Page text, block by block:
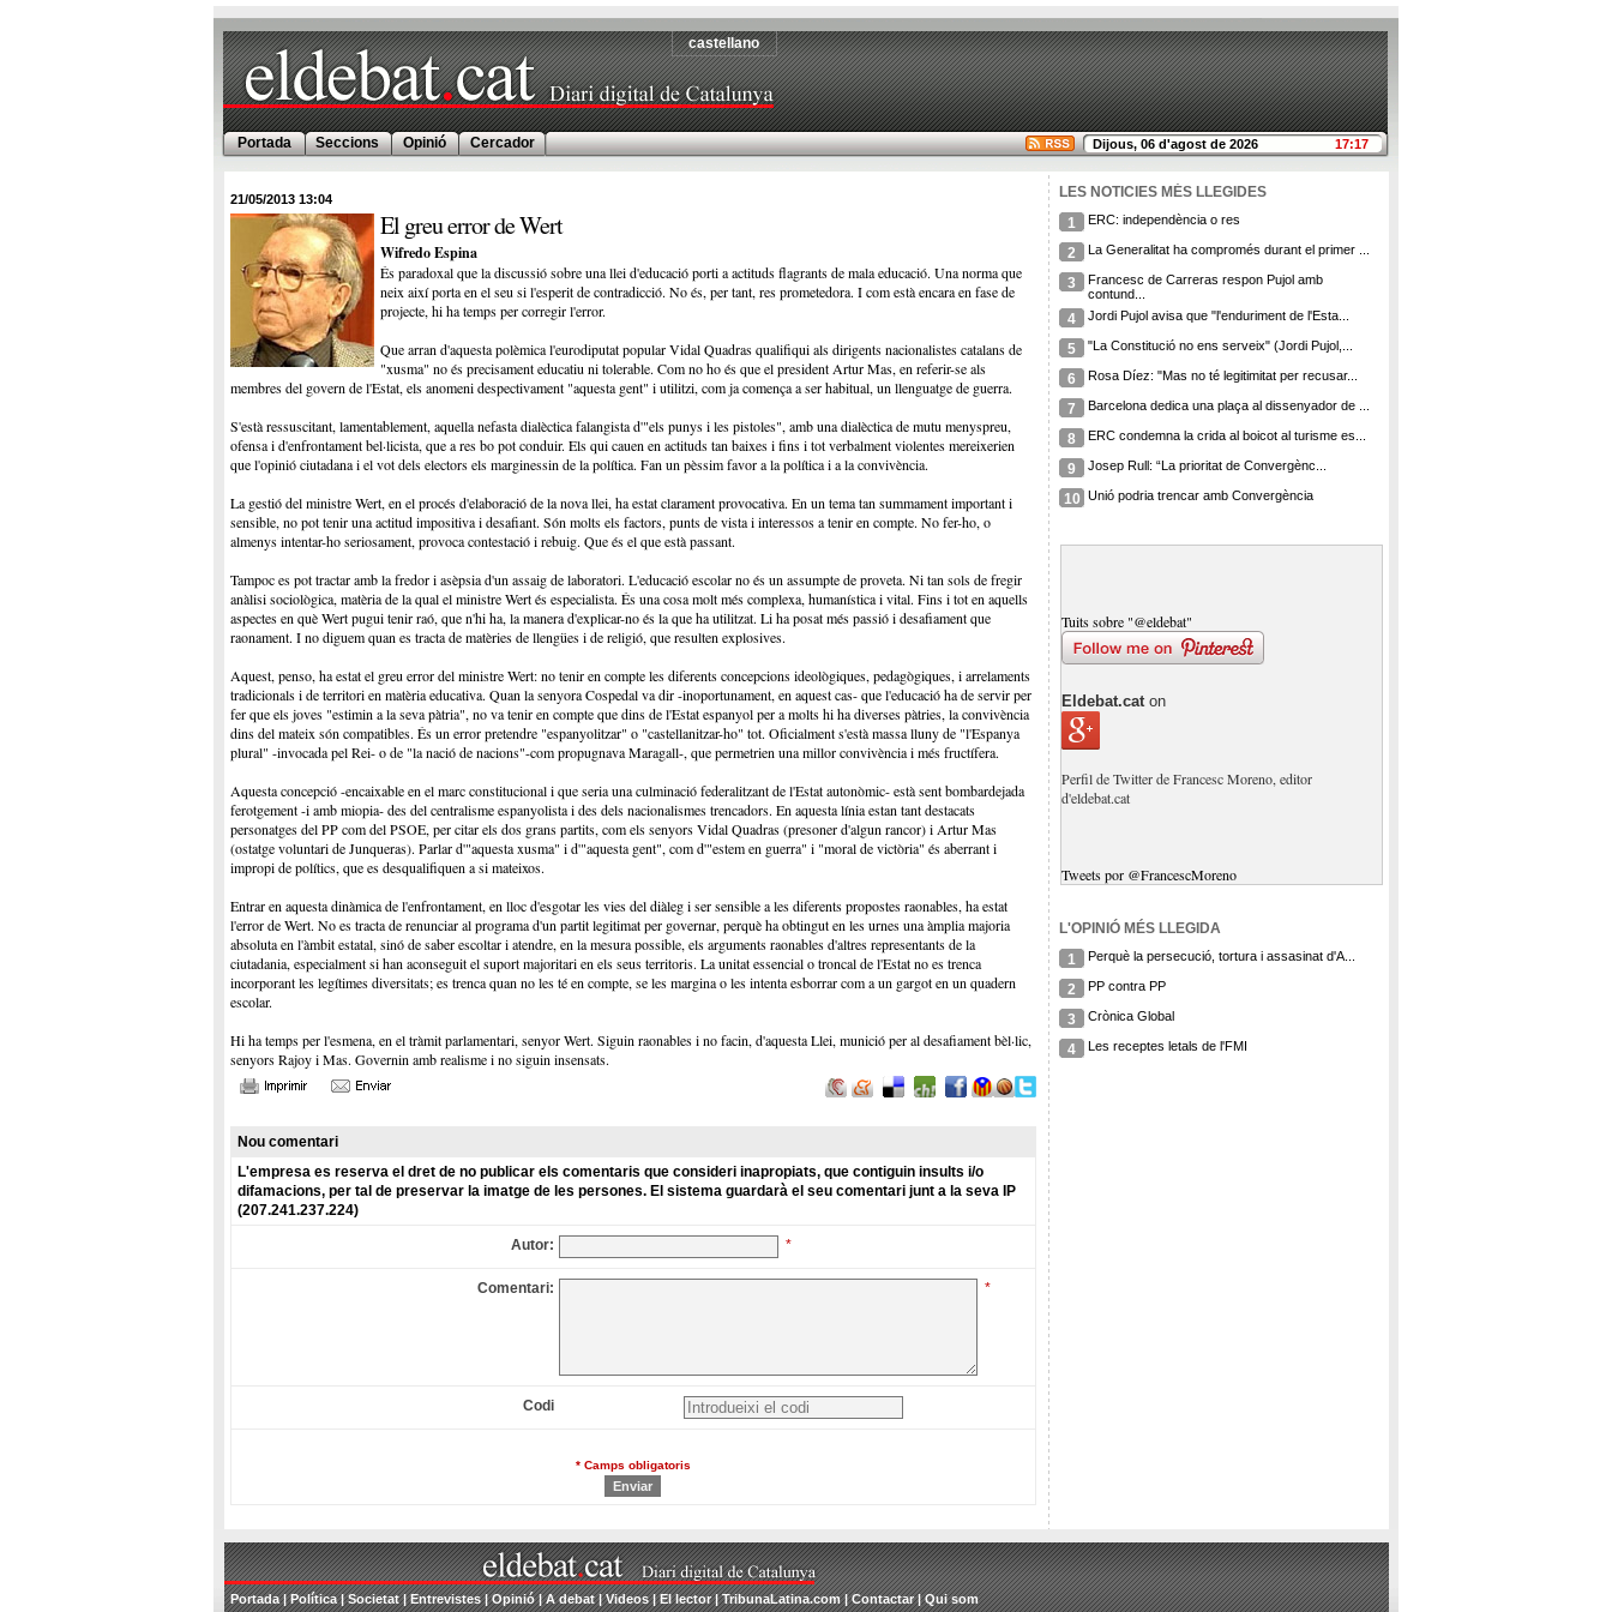
castellano
Dijous, 06 d'agost de 2026 17:17
Portada Seccions Opinió Cercador
21/05/2013 13:04
El greu error de Wert
Wifredo Espina
És paradoxal que la discussió sobre una llei d'educació porti a actituds flagrants de mala educació. Una norma que
neix així porta en el seu si l'esperit de contradicció. No és, per tant, res prometedora. I com està encara en fase de
projecte, hi ha temps per corregir l'error.
Que arran d'aquesta polèmica l'eurodiputat popular Vidal Quadras qualifiqui als dirigents nacionalistes catalans de
"xusma" no és precisament educatiu ni tolerable. Com no ho és que el president Artur Mas, en referir-se als
membres del govern de l'Estat, els anomeni despectivament "aquesta gent" i utilitzi, com ja comença a ser habitual, un llenguatge de guerra.
S'està ressuscitant, lamentablement, aquella nefasta dialèctica falangista d'"els punys i les pistoles", amb una dialèctica de mutu menyspreu,
ofensa i d'enfrontament bel·licista, que a res bo pot conduir. Els qui cauen en actituds tan baixes i fins i tot verbalment violentes mereixerien
que l'opinió ciutadana i el vot dels electors els marginessin de la política. Fan un pèssim favor a la política i a la convivència.
La gestió del ministre Wert, en el procés d'elaboració de la nova llei, ha estat clarament provocativa. En un tema tan summament important i
sensible, no pot tenir una actitud impositiva i desafiant. Són molts els factors, punts de vista i interessos a tenir en compte. No fer-ho, o
almenys intentar-ho seriosament, provoca contestació i rebuig. Que és el que està passant.
Tampoc es pot tractar amb la fredor i asèpsia d'un assaig de laboratori. L'educació escolar no és un assumpte de proveta. Ni tan sols de fregir
anàlisi sociològica, matèria de la qual el ministre Wert és especialista. És una cosa molt més complexa, humanística i vital. Fins i tot en aquells
aspectes en què Wert pugui tenir raó, que n'hi ha, la manera d'explicar-no és la que ha utilitzat. Li ha posat més passió i desafiament que
raonament. I no diguem quan es tracta de matèries de llengües i de religió, que resulten explosives.
Aquest, penso, ha estat el greu error del ministre Wert: no tenir en compte les diferents concepcions ideològiques, pedagògiques, i arrelaments
tradicionals i de territori en matèria educativa. Quan la senyora Cospedal va dir -inoportunament, en aquest cas- que l'educació ha de servir per
fer que els joves "estimin a la seva pàtria", no va tenir en compte que dins de l'Estat espanyol per a molts hi ha diverses pàtries, la convivència
dins del mateix són compatibles. És un error pretendre "espanyolitzar" o "castellanitzar-ho" tot. Oficialment s'està massa lluny de "l'Espanya
plural" -invocada pel Rei- o de "la nació de nacions"-com propugnava Maragall-, que permetrien una millor convivència i més fructífera.
Aquesta concepció -encaixable en el marc constitucional i que seria una culminació federalitzant de l'Estat autonòmic- està sent bombardejada
ferotgement -i amb miopia- des del centralisme espanyolista i des dels nacionalismes trencadors. En aquesta línia estan tant destacats
personatges del PP com del PSOE, per citar els dos grans partits, com els senyors Vidal Quadras (presoner d'algun rancor) i Artur Mas
(ostatge voluntari de Junqueras). Parlar d'"aquesta xusma" i d'"aquesta gent", com d'"estem en guerra" i "moral de victòria" és aberrant i
impropi de polítics, que es desqualifiquen a si mateixos.
Entrar en aquesta dinàmica de l'enfrontament, en lloc d'esgotar les vies del diàleg i ser sensible a les diferents propostes raonables, ha estat
l'error de Wert. No es tracta de renunciar al programa d'un partit legitimat per governar, perquè ha obtingut en les urnes una àmplia majoria
absoluta en l'àmbit estatal, sinó de saber escoltar i atendre, en la mesura possible, els arguments raonables d'altres representants de la
ciutadania, especialment si han aconseguit el suport majoritari en els seus territoris. La unitat essencial o troncal de l'Estat no es trenca
incorporant les legítimes diversitats; es trenca quan no les té en compte, se les margina o les intenta esborrar com a un gargot en un quadern
escolar.
Hi ha temps per l'esmena, en el tràmit parlamentari, senyor Wert. Siguin raonables i no facin, d'aquesta Llei, munició per al desafiament bèl·lic,
senyors Rajoy i Mas. Governin amb realisme i no siguin insensats.
Nou comentari
L'empresa es reserva el dret de no publicar els comentaris que consideri inapropiats, que contiguin insults i/o
difamacions, per tal de preservar la imatge de les persones. El sistema guardarà el seu comentari junt a la seva IP
(207.241.237.224)
Autor: *
Comentari: *
Codi
* Camps obligatoris
LES NOTICIES MÉS LLEGIDES
1
ERC: independència o res
2 La Generalitat ha compromés durant el primer ...
3
Francesc de Carreras respon Pujol amb
contund...
4 Jordi Pujol avisa que "l'enduriment de l'Esta...
5 "La Constitució no ens serveix" (Jordi Pujol,...
6 Rosa Díez: "Mas no té legitimitat per recusar...
7 Barcelona dedica una plaça al dissenyador de ...
8 ERC condemna la crida al boicot al turisme es...
9 Josep Rull: “La prioritat de Convergènc...
10 Unió podria trencar amb Convergència
Tuits sobre "@eldebat"
Eldebat.cat on
Perfil de Twitter de Francesc Moreno, editor
d'eldebat.cat
Tweets por @FrancescMoreno
L'OPINIÓ MÉS LLEGIDA
1
Perquè la persecució, tortura i assasinat d'A...
2 PP contra PP
3 Crònica Global
4 Les receptes letals de l'FMI
Portada|Política|Societat|Entrevistes|Opinió|A debat|Videos|El lector|TribunaLatina.com|Contactar|Qui som